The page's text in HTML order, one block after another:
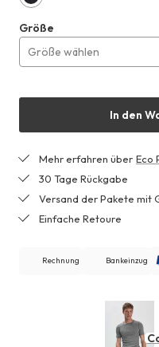
Größe
Größe wählen
In den
Mehr erfahren über Eco
30 Tage Rückgabe
Versand der Pakete mit
Einfache Retoure
Rechnung Bankeinzug